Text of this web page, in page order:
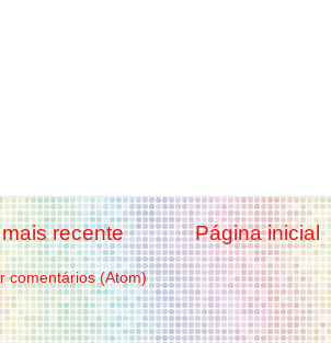
recente Página inicial
comentários (Atom)